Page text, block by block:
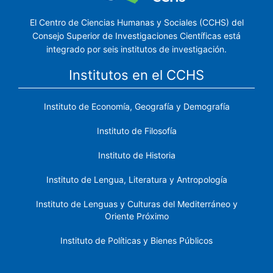
El Centro de Ciencias Humanas y Sociales (CCHS) del
Consejo Superior de Investigaciones Científicas está
integrado por seis institutos de investigación.
Institutos en el CCHS
Instituto de Economía, Geografía y Demografía
Instituto de Filosofía
Instituto de Historia
Instituto de Lengua, Literatura y Antropología
Instituto de Lenguas y Culturas del Mediterráneo y
Oriente Próximo
Instituto de Políticas y Bienes Públicos